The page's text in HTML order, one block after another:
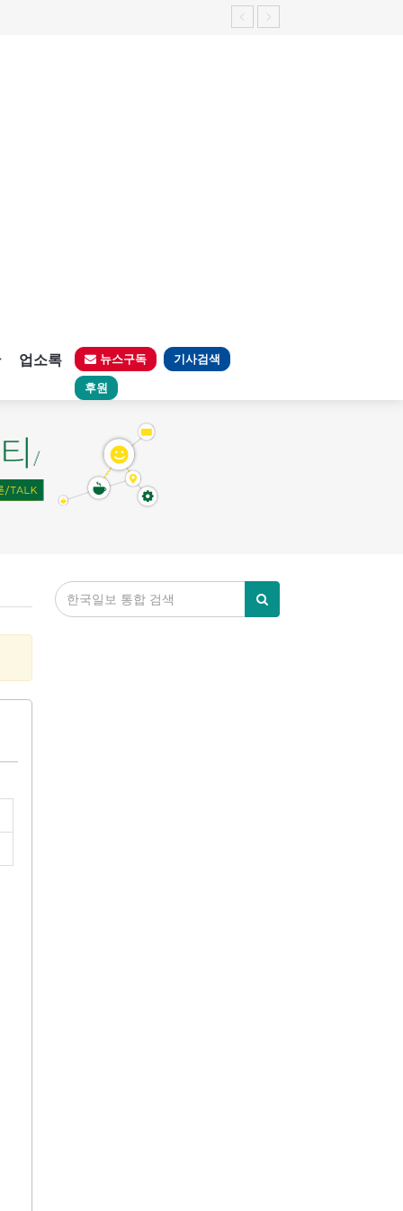
업소록 뉴스구독 기사검색
후원